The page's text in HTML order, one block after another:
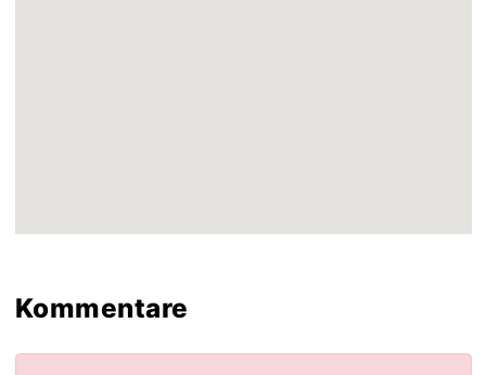
Kommentare